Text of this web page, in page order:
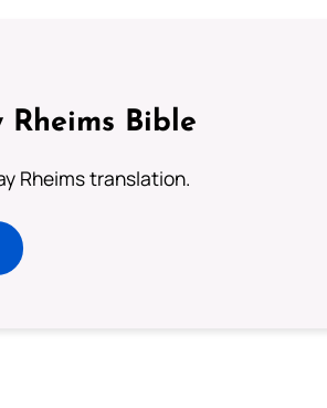
Rheims Bible
Rheims translation.